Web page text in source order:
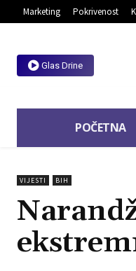
Marketing Pokrivenost
Glas Drine
POČETNA
VIJESTI BIH